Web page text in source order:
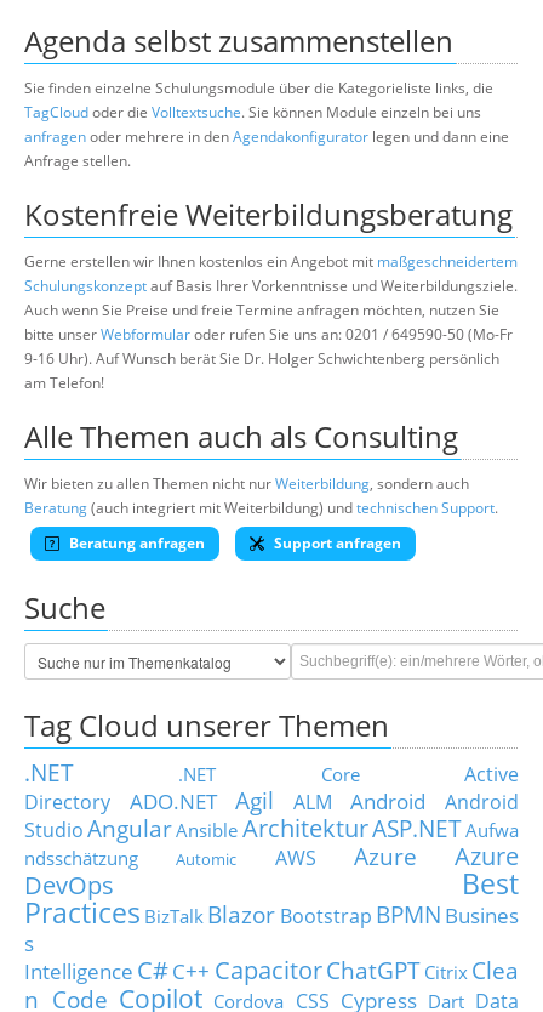
Agenda selbst zusammenstellen
Sie finden einzelne Schulungsmodule über die Kategorieliste links, die
TagCloudoder die Volltextsuche. Sie können Module einzeln bei uns
anfragenoder mehrere in denAgendakonfigurator legen und dann eine
Anfrage stellen.
Kostenfreie Weiterbildungsberatung
Gerne erstellen wir Ihnen kostenlos ein Angebot mit maßgeschneidertem
Schulungskonzeptauf Basis Ihrer Vorkenntnisse und Weiterbildungsziele.
Auch wenn Sie Preise und freie Termine anfragen möchten, nutzen Sie
bitte unserWebformularoder rufen Sie uns an: 0201 / 649590-50 (Mo-Fr
9-16 Uhr). Auf Wunsch berät Sie Dr. Holger Schwichtenberg persönlich
am Telefon!
Alle Themen auch als Consulting
Wir bieten zu allen Themen nicht nurWeiterbildung, sondern auch
Beratung(auch integriert mit Weiterbildung) undtechnischen Support.
Beratung anfragen
Support anfragen
Suche
Tag Cloud unserer Themen
.NET .NET Core
Active
Directory
ADO.NET Agil ALM Android
Android
StudioAngularAnsible ArchitekturASP.NETAufwa
ndsschätzung
Automic AWS Azure
Azure
DevOps
Best
Practices BizTalk Blazor Bootstrap BPMN Busines
s
Intelligence C#C++ CapacitorChatGPT Citrix Clea
n Code Copilot Cordova CSS Cypress Dart Data